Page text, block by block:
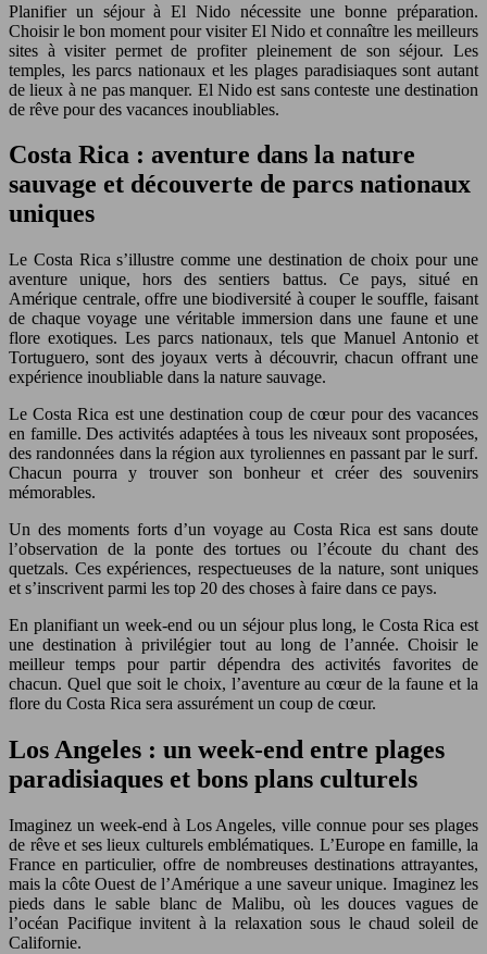
Planifier un séjour à El Nido nécessite une bonne préparation.
Choisir le bon moment pour visiter El Nido et connaître les meilleurs
sites à visiter permet de profiter pleinement de son séjour. Les
temples, les parcs nationaux et les plages paradisiaques sont autant
de lieux à ne pas manquer. El Nido est sans conteste une destination
de rêve pour des vacances inoubliables.
Costa Rica : aventure dans la nature
sauvage et découverte de parcs nationaux
uniques
Le Costa Rica s’illustre comme une destination de choix pour une
aventure unique, hors des sentiers battus. Ce pays, situé en
Amérique centrale, offre une biodiversité à couper le souffle, faisant
de chaque voyage une véritable immersion dans une faune et une
flore exotiques. Les parcs nationaux, tels que Manuel Antonio et
Tortuguero, sont des joyaux verts à découvrir, chacun offrant une
expérience inoubliable dans la nature sauvage.
Le Costa Rica est une destination coup de cœur pour des vacances
en famille. Des activités adaptées à tous les niveaux sont proposées,
des randonnées dans la région aux tyroliennes en passant par le surf.
Chacun pourra y trouver son bonheur et créer des souvenirs
mémorables.
Un des moments forts d’un voyage au Costa Rica est sans doute
l’observation de la ponte des tortues ou l’écoute du chant des
quetzals. Ces expériences, respectueuses de la nature, sont uniques
et s’inscrivent parmi les top 20 des choses à faire dans ce pays.
En planifiant un week-end ou un séjour plus long, le Costa Rica est
une destination à privilégier tout au long de l’année. Choisir le
meilleur temps pour partir dépendra des activités favorites de
chacun. Quel que soit le choix, l’aventure au cœur de la faune et la
flore du Costa Rica sera assurément un coup de cœur.
Los Angeles : un week-end entre plages
paradisiaques et bons plans culturels
Imaginez un week-end à Los Angeles, ville connue pour ses plages
de rêve et ses lieux culturels emblématiques. L’Europe en famille, la
France en particulier, offre de nombreuses destinations attrayantes,
mais la côte Ouest de l’Amérique a une saveur unique. Imaginez les
pieds dans le sable blanc de Malibu, où les douces vagues de
l’océan Pacifique invitent à la relaxation sous le chaud soleil de
Californie.